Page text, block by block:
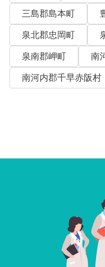
三島郡島本町
泉北郡忠岡町
泉南郡岬町
南
南河内郡千早赤阪村